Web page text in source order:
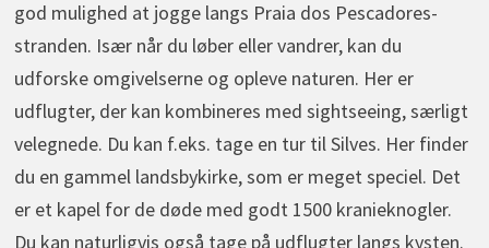
god mulighed at jogge langs Praia dos Pescadores-
stranden. Især når du løber eller vandrer, kan du
udforske omgivelserne og opleve naturen. Her er
udflugter, der kan kombineres med sightseeing, særligt
velegnede. Du kan f.eks. tage en tur til Silves. Her finder
du en gammel landsbykirke, som er meget speciel. Det
er et kapel for de døde med godt 1500 kranieknogler.
Du kan naturligvis også tage på udflugter langs kysten.